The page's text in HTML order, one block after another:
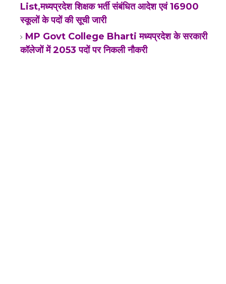
List,मध्यप्रदेश शिक्षक भर्ती संबंधित आदेश एवं 16900
स्कूलों के पदों की सूची जारी
MP Govt College Bharti मध्यप्रदेश के सरकारी
कॉलेजों में 2053 पदों पर निकली नौकरी